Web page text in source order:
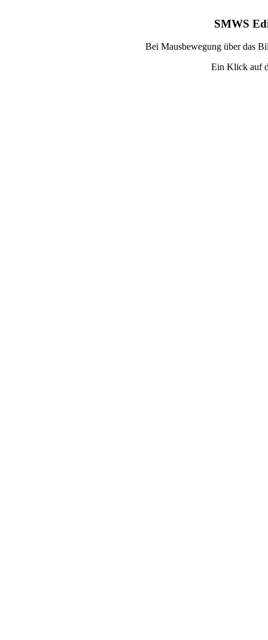
SMWS
Bei Mausbewegung über das
Ein Klick auf